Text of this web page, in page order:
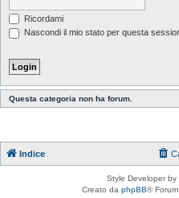
Ricordami
Nascondi il mio stato per questa
Questa categoria non ha forum.
Indice
Style Developer
Creato da phpBB®